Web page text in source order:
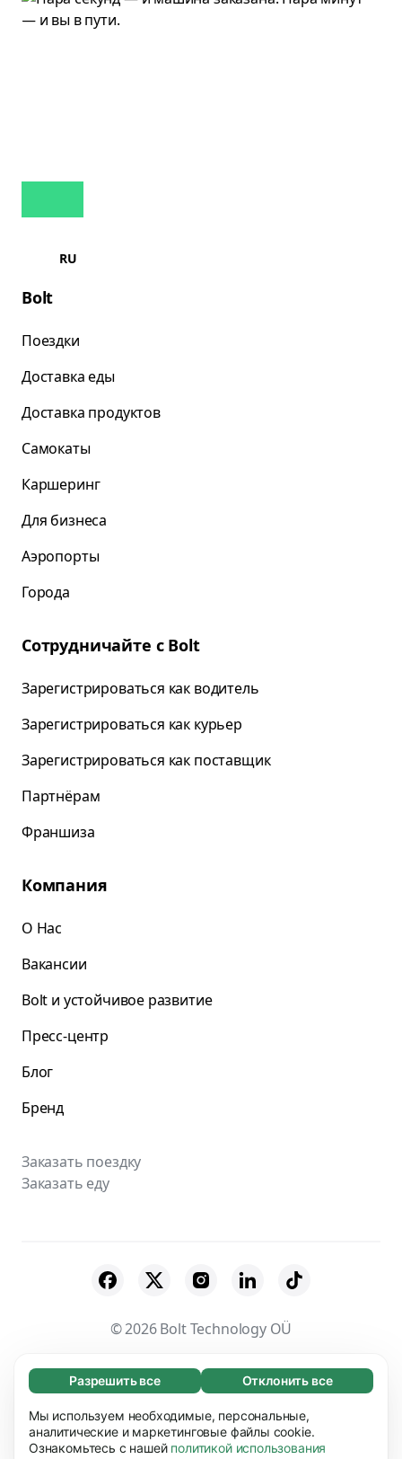
Обязательные (65)
Эти файлы необходимы для того, чтобы вы
могли перемещаться по сайту и использовать
его основные функции, например, переход
Узнать больше
Разрешить все Отклонить все
Мы используем необходимые, персональные,
аналитические и маркетинговые файлы cookie.
Ознакомьтесь с нашей политикой использования
RU
Bolt
Поездки
Доставка еды
Доставка продуктов
Самокаты
Каршеринг
Для бизнеса
Аэропорты
Города
Сотрудничайте с Bolt
Зарегистрироваться как водитель
Зарегистрироваться как курьер
Зарегистрироваться как поставщик
Партнёрам
Франшиза
Компания
О Нас
Вакансии
Bolt и устойчивое развитие
Пресс-центр
Блог
Бренд
Заказать поездку
Заказать еду
© 2026 Bolt Technology OÜ
Поставщики
Пользовательское соглашение
Конфиденциальность
Файлы cookies
Безопасность